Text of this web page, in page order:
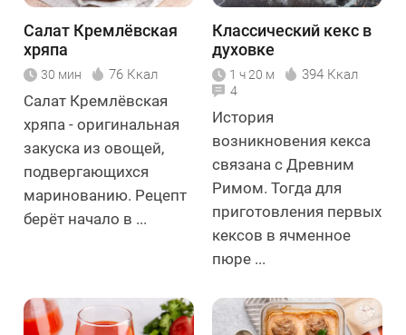
Салат Кремлёвская
хряпа
30 мин 76 Ккал
Салат Кремлёвская
хряпа - оригинальная
закуска из овощей,
подвергающихся
маринованию. Рецепт
берёт начало в ...
Классический кекс в
духовке
1 ч 20 м 394 Ккал
4
История
возникновения кекса
связана с Древним
Римом. Тогда для
приготовления первых
кексов в ячменное
пюре ...